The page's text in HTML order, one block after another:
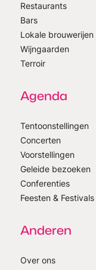
Restaurants
Bars
Lokale brouwerijen
Wijngaarden
Terroir
Agenda
Tentoonstellingen
Concerten
Voorstellingen
Geleide bezoeken
Conferenties
Feesten & Festivals
Anderen
Over ons